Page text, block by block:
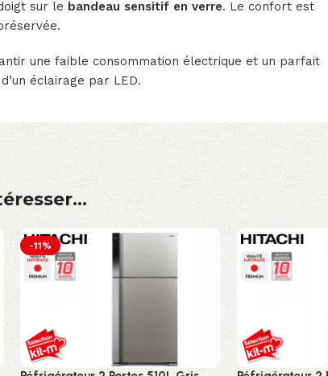
sur le bandeau sensitif en verre. Le confort est
une faible consommation électrique et un parfait
éclairage par LED.
-11%